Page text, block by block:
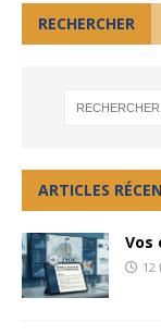
RECHERCHER
ARTICLES
Vos
12